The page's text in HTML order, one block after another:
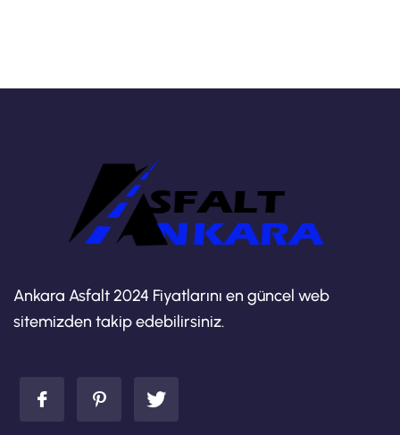
Ankara Asfalt 2024 Fiyatlarını en güncel web
sitemizden takip edebilirsiniz.